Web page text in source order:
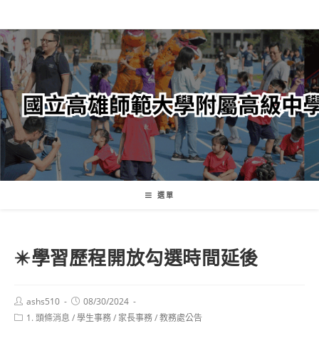
轉
至
主
內
容
選單
✴️學習歷程開放勾選時間延後
Post
author:
ashs510
Post
published:
08/30/2024
Post1. 頭條消息 /學生事務/ 家長事務/教務處公告